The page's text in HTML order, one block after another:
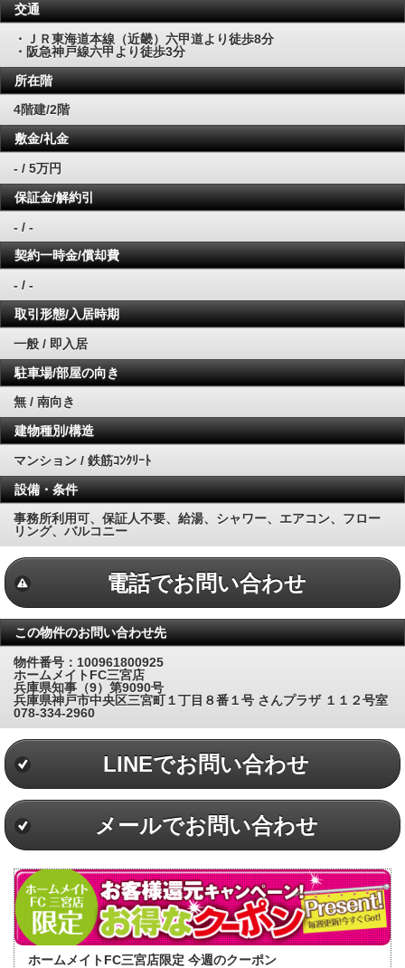
交通
・ＪＲ東海道本線（近畿）六甲道より徒歩8分
・阪急神戸線六甲より徒歩3分
所在階
4階建/2階
敷金/礼金
- / 5万円
保証金/解約引
- / -
契約一時金/償却費
- / -
取引形態/入居時期
一般 / 即入居
駐車場/部屋の向き
無 / 南向き
建物種別/構造
マンション / 鉄筋ｺﾝｸﾘｰﾄ
設備・条件
事務所利用可、保証人不要、給湯、シャワー、エアコン、フロー
リング、バルコニー
電話でお問い合わせ
この物件のお問い合わせ先
物件番号：100961800925
ホームメイトFC三宮店
兵庫県知事（9）第9090号
兵庫県神戸市中央区三宮町１丁目８番１号 さんプラザ １１２号室
078-334-2960
LINEでお問い合わせ
メールでお問い合わせ
ホームメイトFC三宮店限定 今週のクーポン